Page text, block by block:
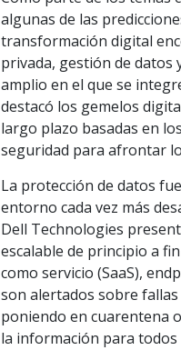
algunas de las
transformación digital
privada, gestión de datos
amplio en el que se
destacó los gemelos
largo plazo basadas en
seguridad para afrontar
La protección de datos
entorno cada vez más
Dell Technologies
escalable de principio a
como servicio (SaaS),
son alertados sobre
poniendo en cuarentena
la información para todos